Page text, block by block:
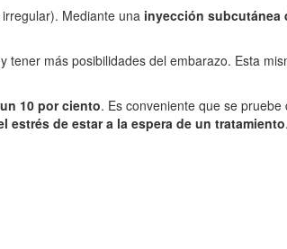
Mediante una inyección subcutánea
más posibilidades del embarazo. Esta
10 por ciento. Es conveniente que se
estrés de estar a la espera de un tratamiento.